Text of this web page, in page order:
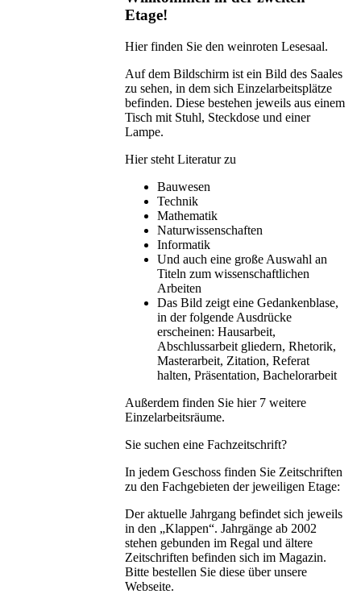
Etage!
Hier finden Sie den weinroten Lesesaal.
Auf dem Bildschirm ist ein Bild des Saales
zu sehen, in dem sich Einzelarbeitsplätze
befinden. Diese bestehen jeweils aus einem
Tisch mit Stuhl, Steckdose und einer
Lampe.
Hier steht Literatur zu
Bauwesen
Technik
Mathematik
Naturwissenschaften
Informatik
Und auch eine große Auswahl an
Titeln zum wissenschaftlichen
Arbeiten
Das Bild zeigt eine Gedankenblase,
in der folgende Ausdrücke
erscheinen: Hausarbeit,
Abschlussarbeit gliedern, Rhetorik,
Masterarbeit, Zitation, Referat
halten, Präsentation, Bachelorarbeit
Außerdem finden Sie hier 7 weitere
Einzelarbeitsräume.
Sie suchen eine Fachzeitschrift?
In jedem Geschoss finden Sie Zeitschriften
zu den Fachgebieten der jeweiligen Etage:
Der aktuelle Jahrgang befindet sich jeweils
in den „Klappen“. Jahrgänge ab 2002
stehen gebunden im Regal und ältere
Zeitschriften befinden sich im Magazin.
Bitte bestellen Sie diese über unsere
Webseite.